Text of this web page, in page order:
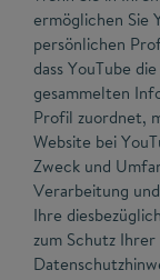
ermöglichen Sie
persönlichen
dass YouTube
gesammelten
Profil zuordnet,
Website bei
Zweck und
Verarbeitung
Ihre
zum Schutz